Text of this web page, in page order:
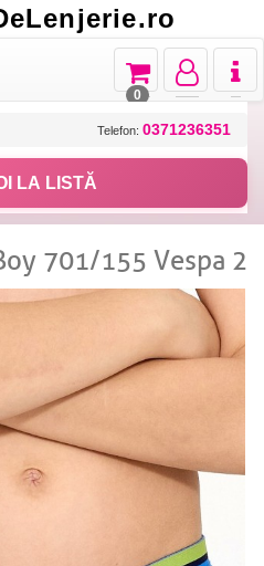
Toggle
Toggle
navigation
Toggle
navigation
0
Telefon: 0371236351
LA LISTĂ
701/155 Vespa 2